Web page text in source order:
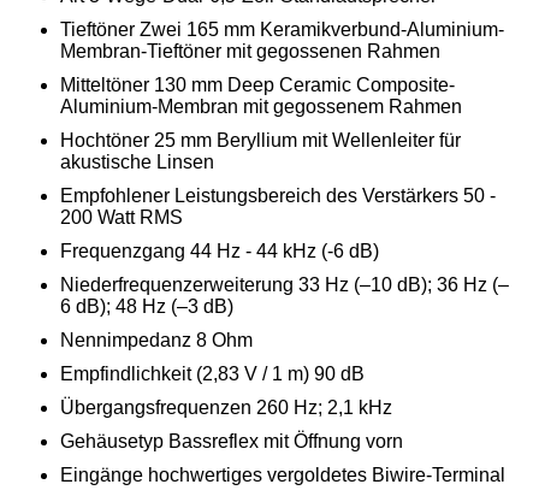
Tieftöner Zwei 165 mm Keramikverbund-Aluminium-
Membran-Tieftöner mit gegossenen Rahmen
Mitteltöner 130 mm Deep Ceramic Composite-
Aluminium-Membran mit gegossenem Rahmen
Hochtöner 25 mm Beryllium mit Wellenleiter für
akustische Linsen
Empfohlener Leistungsbereich des Verstärkers 50 -
200 Watt RMS
Frequenzgang 44 Hz - 44 kHz (-6 dB)
Niederfrequenzerweiterung 33 Hz (–10 dB); 36 Hz (–
6 dB); 48 Hz (–3 dB)
Nennimpedanz 8 Ohm
Empfindlichkeit (2,83 V / 1 m) 90 dB
Übergangsfrequenzen 260 Hz; 2,1 kHz
Gehäusetyp Bassreflex mit Öffnung vorn
Eingänge hochwertiges vergoldetes Biwire-Terminal